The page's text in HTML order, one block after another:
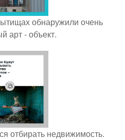
обнаружили очень
арт - объект.
отбирать недвижимость.